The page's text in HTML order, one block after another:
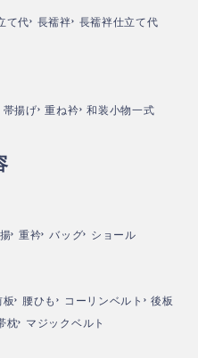
て代 長襦袢
長襦袢仕立て代
帯揚げ 重ね衿 和装小物一式
重衿 バッグ ショール
板 腰ひも コーリンベルト
後板
枕 マジックベルト